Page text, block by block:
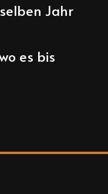
Jahr
es bis